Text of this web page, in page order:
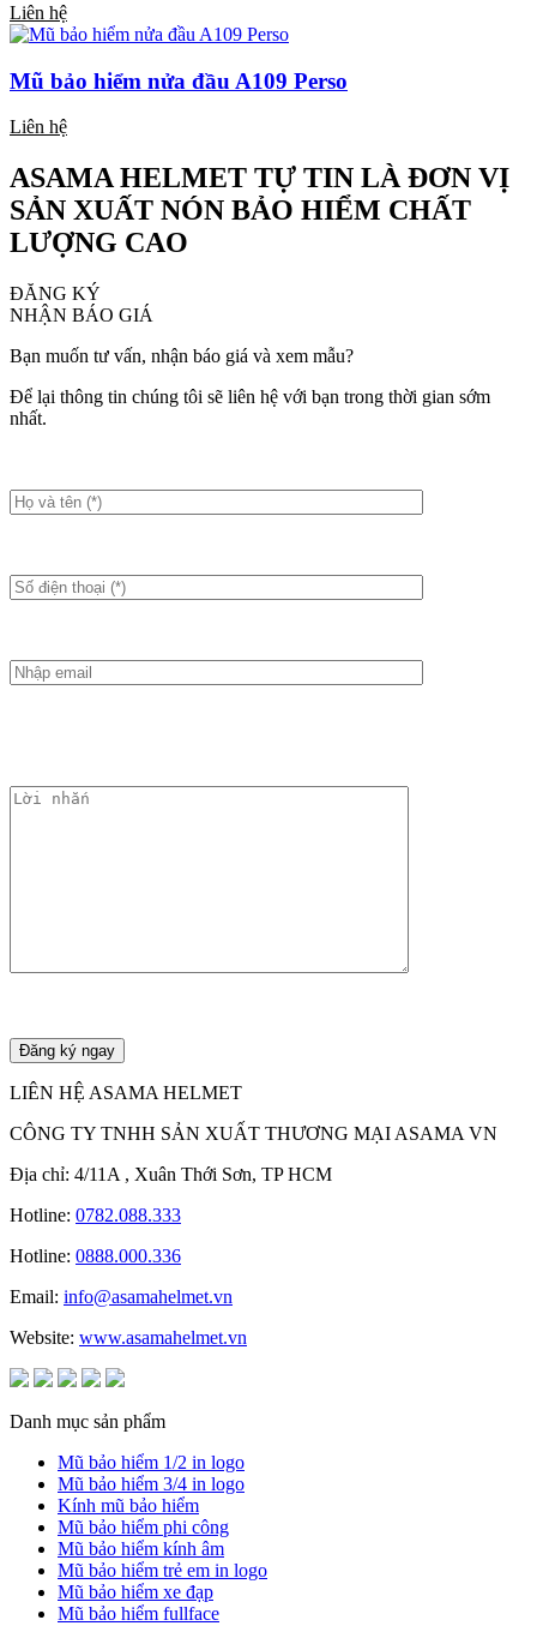
Liên hệ
Mũ bảo hiểm nửa đầu A109 Perso
Liên hệ
ASAMA HELMET TỰ TIN LÀ ĐƠN VỊ
SẢN XUẤT NÓN BẢO HIỂM CHẤT
LƯỢNG CAO
ĐĂNG KÝ
NHẬN BÁO GIÁ
Bạn muốn tư vấn, nhận báo giá và xem mẫu?
Để lại thông tin chúng tôi sẽ liên hệ với bạn trong thời gian sớm
nhất.
LIÊN HỆ ASAMA HELMET
CÔNG TY TNHH SẢN XUẤT THƯƠNG MẠI ASAMA VN
Địa chỉ: 4/11A , Xuân Thới Sơn, TP HCM
Hotline: 0782.088.333
Hotline: 0888.000.336
Email: info@asamahelmet.vn
Website: www.asamahelmet.vn
Danh mục sản phẩm
Mũ bảo hiểm 1/2 in logo
Mũ bảo hiểm 3/4 in logo
Kính mũ bảo hiểm
Mũ bảo hiểm phi công
Mũ bảo hiểm kính âm
Mũ bảo hiểm trẻ em in logo
Mũ bảo hiểm xe đạp
Mũ bảo hiểm fullface